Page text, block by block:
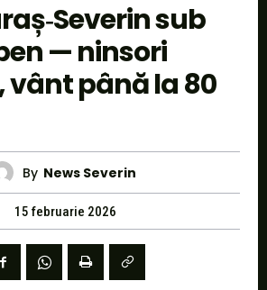
sub
— ninsori
vânt până la 80
By News Severin
15 februarie 2026